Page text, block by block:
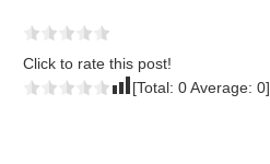
Click to rate this post!
[Total:0Average:0]